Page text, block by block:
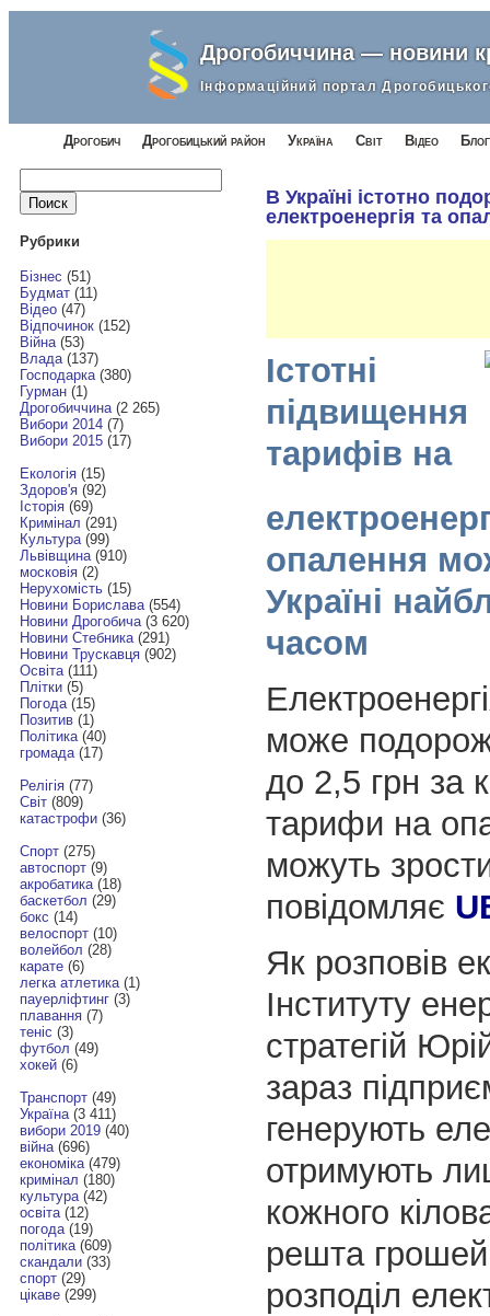
Дрогобиччина — новини
Інформаційний портал
Дрогобич Дрогобицький район Україна Світ Відео
Найти:
Рубрики
Бізнес (51)
Будмат(11)
Відео(47)
Відпочинок(152)
Війна(53)
Влада(137)
Господарка(380)
Гурман(1)
Дрогобиччина(2 265)
Вибори 2014(7)
Вибори 2015(17)
Екологія(15)
Здоров'я(92)
Історія(69)
Кримінал (291)
Культура(99)
Львівщина(910)
московія(2)
Нерухомість(15)
Новини Борислава(554)
Новини Дрогобича(3 620)
Новини Стебника(291)
Новини Трускавця(902)
Освіта(111)
Плітки(5)
Погода(15)
Позитив(1)
Політика(40)
громада(17)
Релігія(77)
Світ(809)
катастрофи(36)
Спорт(275)
автоспорт(9)
акробатика(18)
баскетбол (29)
бокс (14)
велоспорт(10)
волейбол (28)
карате(6)
легка атлетика(1)
пауерліфтинг(3)
плавання(7)
теніс (3)
футбол (49)
хокей(6)
Транспорт(49)
Україна(3 411)
вибори 2019(40)
війна(696)
економіка(479)
кримінал (180)
культура(42)
освіта(12)
погода(19)
політика(609)
скандали(33)
спорт(29)
цікаве(299)
В Україні істотно
електроенергія та
Істотні
підвищення
тарифів на
опалення
Україні
часом
може
до 2,5 грн за
тарифи на
можуть
повідомляє
Як розповів
Інституту
стратегій
зараз
генерують
отримують
кожного
решта грошей
розподіл